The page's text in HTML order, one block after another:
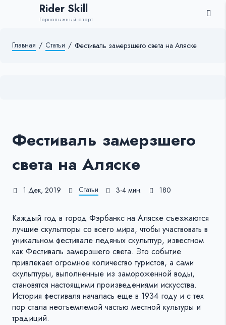
Rider Skill
Горнолыжный спорт
Главная / Статьи / Фестиваль замерзшего света на Аляске
Фестиваль замерзшего
света на Аляске
1 Дек, 2019 Статьи 3-4 мин. 180
Каждый год в город Фэрбанкс на Аляске съезжаются
лучшие скульпторы со всего мира, чтобы участвовать в
уникальном фестивале ледяных скульптур, известном
как Фестиваль замерзшего света. Это событие
привлекает огромное количество туристов, а сами
скульптуры, выполненные из замороженной воды,
становятся настоящими произведениями искусства.
История фестиваля началась еще в 1934 году и с тех
пор стала неотъемлемой частью местной культуры и
традиций.